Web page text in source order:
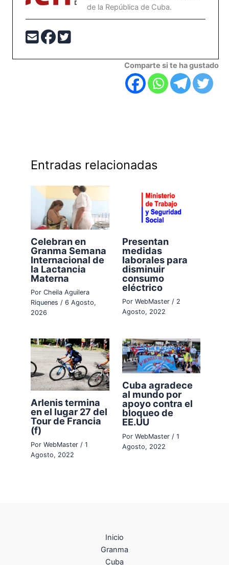
de la República de Cuba.
Comparte si te ha gustado
Entradas relacionadas
Celebran en
Granma Semana
Internacional de
la Lactancia
Materna
PorCheila Aguilera
Riquenes/6 Agosto,
2026
Presentan
medidas
laborales para
disminuir
consumo
eléctrico
Por WebMaster / 2
Agosto, 2022
Arlenis termina
en el lugar 27 del
Tour de Francia
(f)
PorWebMaster /1
Agosto, 2022
Cuba agradece
al mundo por
apoyo contra el
bloqueo de
EE.UU
Por WebMaster / 1
Agosto, 2022
Inicio
Granma
Cuba